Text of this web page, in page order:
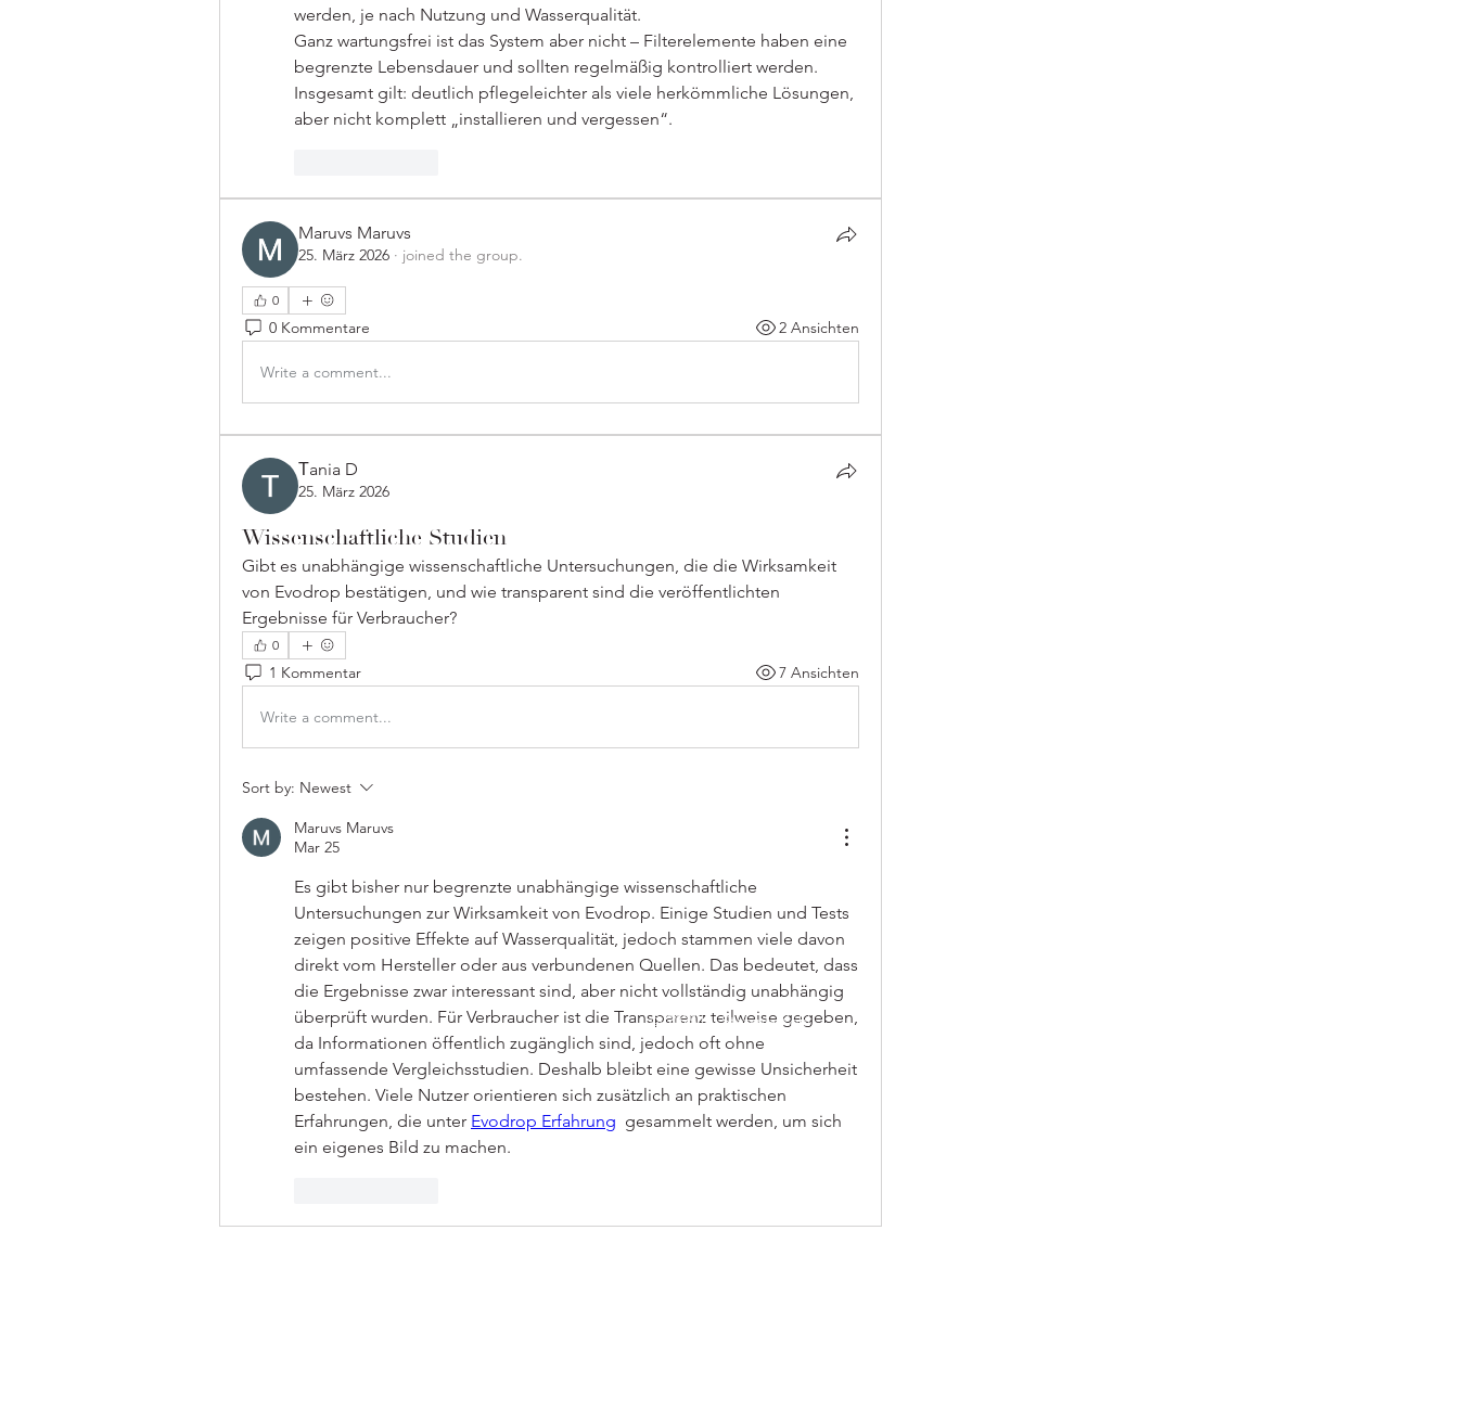
werden, je nach Nutzung und Wasserqualität.
Ganz wartungsfrei ist das System aber nicht – Filterelemente haben eine
begrenzte Lebensdauer und sollten regelmäßig kontrolliert werden.
Insgesamt gilt: deutlich pflegeleichter als viele herkömmliche Lösungen,
aber nicht komplett „installieren und vergessen“.
Maruvs Maruvs
25. März 2026 · joined the group.
0
0 Kommentare 2 Ansichten
Write a comment...
Тania D
25. März 2026
Wissenschaftliche Studien
Gibt es unabhängige wissenschaftliche Untersuchungen, die die Wirksamkeit
von Evodrop bestätigen, und wie transparent sind die veröffentlichten
Ergebnisse für Verbraucher?
0
1 Kommentar 7 Ansichten
Write a comment...
Sort by: Newest
Maruvs Maruvs
Mar 25
Es gibt bisher nur begrenzte unabhängige wissenschaftliche
Untersuchungen zur Wirksamkeit von Evodrop. Einige Studien und Tests
zeigen positive Effekte auf Wasserqualität, jedoch stammen viele davon
direkt vom Hersteller oder aus verbundenen Quellen. Das bedeutet, dass
die Ergebnisse zwar interessant sind, aber nicht vollständig unabhängig
überprüft wurden. Für Verbraucher ist die Transparenz teilweise gegeben,
da Informationen öffentlich zugänglich sind, jedoch oft ohne
umfassende Vergleichsstudien. Deshalb bleibt eine gewisse Unsicherheit
bestehen. Viele Nutzer orientieren sich zusätzlich an praktischen
Erfahrungen, die unter Evodrop Erfahrung
  gesammelt werden, um sich
ein eigenes Bild zu machen.
© 2025 by Stefania Köhl